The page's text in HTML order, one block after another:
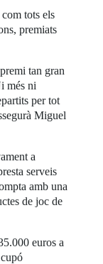
tots els
premiats
tan gran
més ni
per tot
Miguel
a
serveis
amb una
de joc de
euros a